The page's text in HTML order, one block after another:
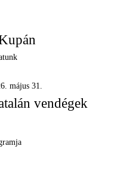
május 31.
vendégek